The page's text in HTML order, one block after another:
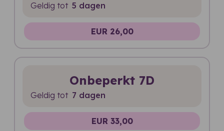
Geldig tot 5 dagen
EUR 26,00
Onbeperkt 7D
Geldig tot 7 dagen
EUR 33,00